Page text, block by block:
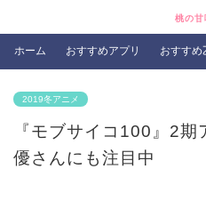
桃の甘
ホーム おすすめアプリ おすすめ
2019冬アニメ
『モブサイコ100』2
優さんにも注目中